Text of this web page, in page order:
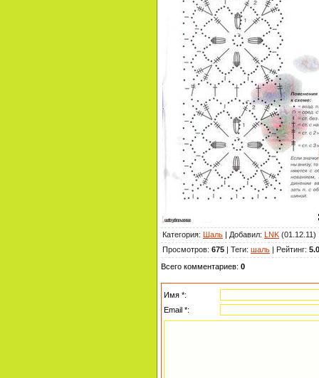
Категория: Шаль | Добавил: LNK (01.12.11)
Просмотров: 675 | Теги: шаль | Рейтинг: 5.0
Всего комментариев: 0
Имя *:
Email *: